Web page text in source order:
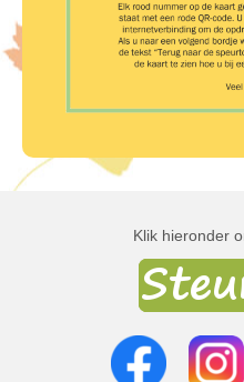
Klik hieronder